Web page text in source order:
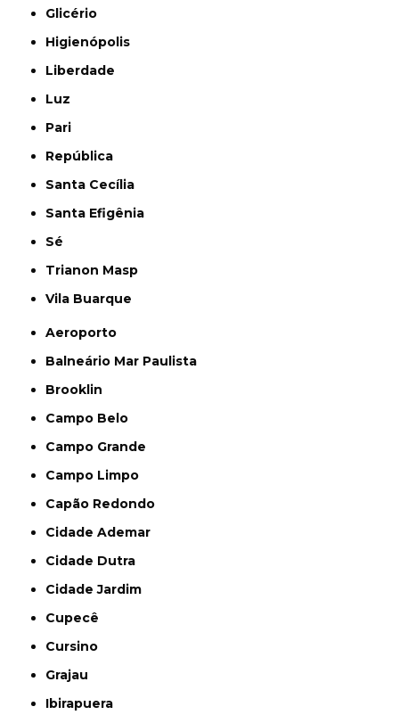
Glicério
Higienópolis
Liberdade
Luz
Pari
República
Santa Cecília
Santa Efigênia
Sé
Trianon Masp
Vila Buarque
Aeroporto
Balneário Mar Paulista
Brooklin
Campo Belo
Campo Grande
Campo Limpo
Capão Redondo
Cidade Ademar
Cidade Dutra
Cidade Jardim
Cupecê
Cursino
Grajau
Ibirapuera